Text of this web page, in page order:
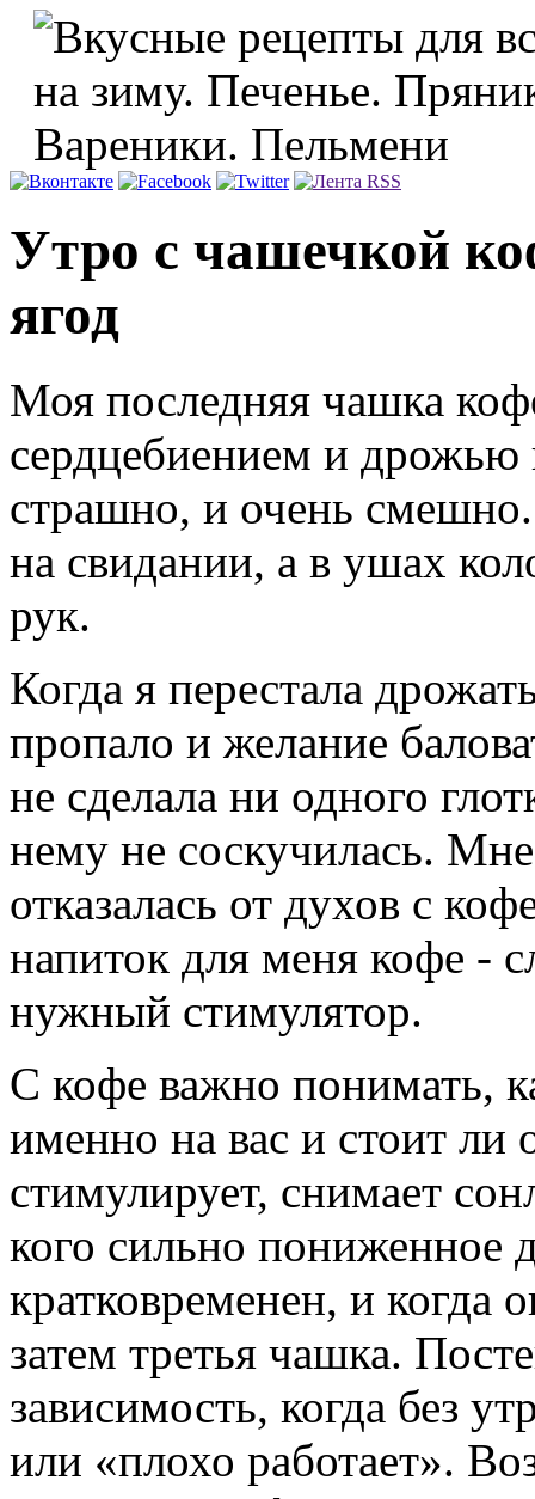
Утро с чашечкой
ягод
Моя последняя чашка
сердцебиением и
страшно, и очень
на свидании, а в ушах
рук.
Когда я перестала
пропало и желание
не сделала ни одного
нему не соскучилась.
отказалась от духов с
напиток для меня кофе -
нужный стимулятор.
С кофе важно понимать,
именно на вас и стоит ли
стимулирует, снимает
кого сильно пониженное
кратковременен, и когда
затем третья чашка.
зависимость, когда без
или «плохо работает».